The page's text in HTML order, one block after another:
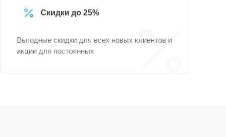
Скидки до 25%
Выгодные скидки для всех новых клиентов и
акции для постоянных